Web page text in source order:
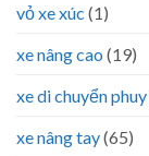
vỏ xe xúc (1)
xe nâng cao (19)
xe di chuyển phuy
xe nâng tay(65)